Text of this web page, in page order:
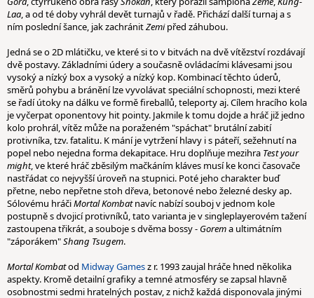
Laa, a od té doby vyhrál devět turnajů v řadě. Přichází další turnaj a s
ním poslední šance, jak zachránitZemipřed záhubou.
Jedná se o 2D mlátičku, ve které si to v bitvách na dvě vítězství rozdávají
dvě postavy. Základními údery a současně ovládacími klávesami jsou
vysoký a nízký box a vysoký a nízký kop. Kombinací těchto úderů,
směrů pohybu a bránění lze vyvolávat speciální schopnosti, mezi které
se řadí útoky na dálku ve formě fireballů, teleporty aj. Cílem hracího kola
je vyčerpat oponentovy hit pointy. Jakmile k tomu dojde a hráč již jedno
kolo prohrál, vítěz může na poraženém "spáchat" brutální zabití
protivníka, tzv. fatalitu. K mání je vytržení hlavy i s páteří, sežehnutí na
popel nebo nejedna forma dekapitace. Hru doplňuje mezihra Test your
might, ve které hráč zběsilým mačkáním kláves musí ke konci časovače
nastřádat co nejvyšší úroveň na stupnici. Poté jeho charakter buď
přetne, nebo nepřetne stoh dřeva, betonové nebo železné desky ap.
Sólovému hráčiMortal Kombatnavíc nabízí souboj v jednom kole
postupně s dvojicí protivníků, tato varianta je v singleplayerovém tažení
zastoupena třikrát, a souboje s dvěma bossy - Gorema ultimátním
"záporákem"Shang Tsugem.
Mortal Kombatod Midway Gamesz r. 1993 zaujal hráče hned několika
aspekty. Kromě detailní grafiky a temné atmosféry se zapsal hlavně
osobnostmi sedmi hratelných postav, z nichž každá disponovala jinými